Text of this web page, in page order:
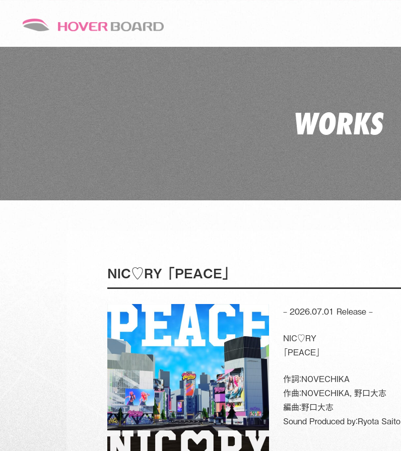
WORKS
NIC♡RY 「PEACE」
– 2026.07.01 Release –
NIC♡RY
「PEACE」
作詞：NOVECHIKA
作曲：NOVECHIKA, 野口大志
編曲：野口大志
Sound Produced by：Ryota Saito